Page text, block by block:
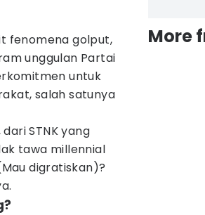
fenomena golput,
unggulan Partai
untuk
salah satunya
STNK yang
tawa millennial
digratiskan)?
More